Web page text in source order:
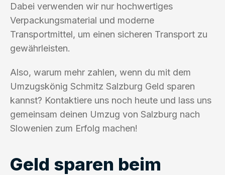
Dabei verwenden wir nur hochwertiges
Verpackungsmaterial und moderne
Transportmittel, um einen sicheren Transport zu
gewährleisten.
Also, warum mehr zahlen, wenn du mit dem
Umzugskönig Schmitz Salzburg Geld sparen
kannst? Kontaktiere uns noch heute und lass uns
gemeinsam deinen Umzug von Salzburg nach
Slowenien zum Erfolg machen!
Geld sparen beim